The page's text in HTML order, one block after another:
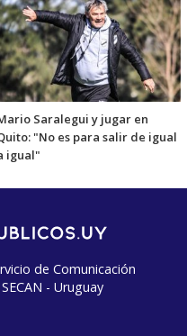
Saralegui y jugar en
"No es para salir de igual
igual"
de Comunicación
- Uruguay